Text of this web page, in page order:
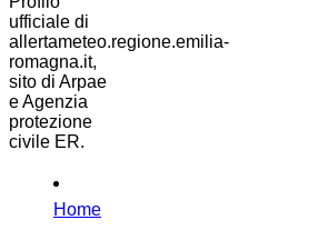
ufficiale di
allertameteo.regione.emilia-
romagna.it,
sito di Arpae
e Agenzia
protezione
civile ER.
Home